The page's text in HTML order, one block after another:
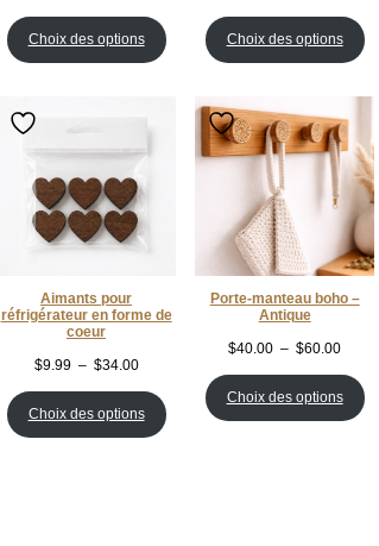
prix :
$40.00
Choix des options
prix :
$7.50
Choix des options
Aimants pour
réfrigérateur en forme de
coeur
$9.99 – $34.00Plage
prix :
$9.99
Choix des options
Porte-manteau boho –
Antique
$40.00 – $60.00Plage
prix :
$40.00
Choix des options